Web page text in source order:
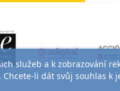
služeb a k zobrazování
li dát svůj souhlas k